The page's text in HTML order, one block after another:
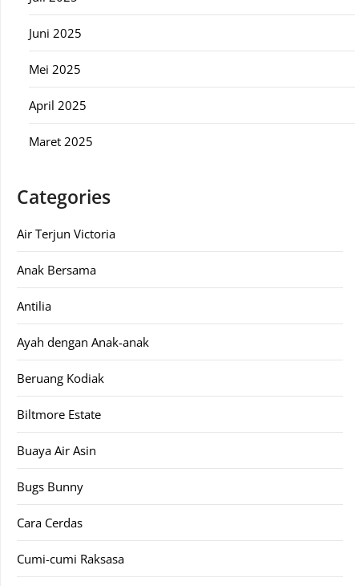
Juni 2025
Mei 2025
April 2025
Maret 2025
Categories
Air Terjun Victoria
Anak Bersama
Antilia
Ayah dengan Anak-anak
Beruang Kodiak
Biltmore Estate
Buaya Air Asin
Bugs Bunny
Cara Cerdas
Cumi-cumi Raksasa